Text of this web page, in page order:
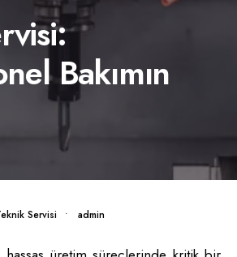
Bakımın
Servisi • admin